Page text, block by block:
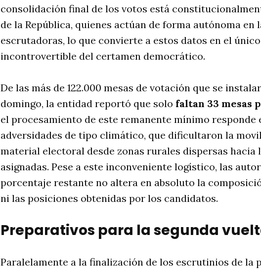
consolidación final de los votos está
de la República, quienes actúan de forma autónoma en
escrutadoras, lo que convierte a estos datos en el
incontrovertible del certamen democrático.
De las más de 122.000 mesas de votación que se
domingo, la entidad reportó que solo faltan 33 mesas
el procesamiento de este remanente mínimo responde
adversidades de tipo climático, que dificultaron la
material electoral desde zonas rurales dispersas hacia
asignadas. Pese a este inconveniente logístico, las
porcentaje restante no altera en absoluto la
ni las posiciones obtenidas por los candidatos.
Preparativos para la segunda
Paralelamente a la finalización de los escrutinios de la